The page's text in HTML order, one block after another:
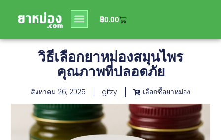
฿0.00
฿0.00
วิธีเลือกยาหม่องสมุนไพร
คุณภาพที่ปลอดภัย
สิงหาคม 26, 2025 gifzy เลือกซื้อยาหม่อง